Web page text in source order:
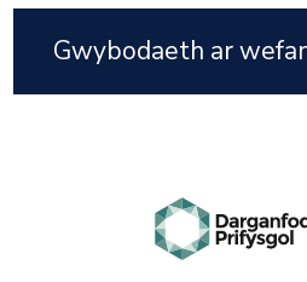
Gwybodaeth ar